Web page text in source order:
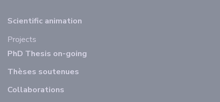
Scientific animation
Projects
PhD Thesis on-going
Thèses soutenues
Collaborations